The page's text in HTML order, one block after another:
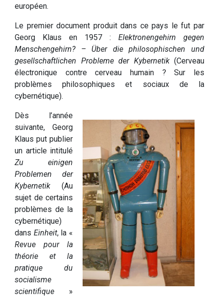
européen.
Le premier document produit dans ce pays le fut par
Georg Klaus en 1957 : Elektronengehirn gegen
Menschengehirn? – Über die philosophischen und
gesellschaftlichen Probleme der Kybernetik(Cerveau
électronique contre cerveau humain ? Sur les
problèmes philosophiques et sociaux de la
cybernétique).
Dès l’année
suivante, Georg
Klaus put publier
un article intitulé
Zu einigen
Problemen der
Kybernetik (Au
sujet de certains
problèmes de la
cybernétique)
dans Einheit, la «
Revue pour la
théorie et la
pratique du
socialisme
scientifique »